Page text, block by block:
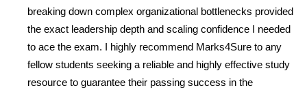
breaking down complex organizational bottlenecks provided
the exact leadership depth and scaling confidence I needed
to ace the exam. I highly recommend Marks4Sure to any
fellow students seeking a reliable and highly effective study
resource to guarantee their passing success in the